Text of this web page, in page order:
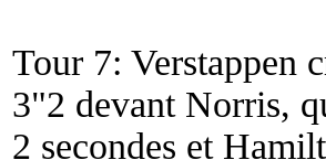
Tour 7: Verstappen
3"2 devant Norris,
2 secondes et